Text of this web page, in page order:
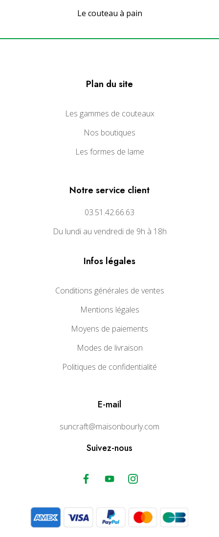
Le couteau à pain
Plan du site
Les gammes de couteaux
Nos boutiques
Les formes de lame
Notre service client
03.51.42.66.63
Du lundi au vendredi de 9h à 18h
Infos légales
Conditions générales de ventes
Mentions légales
Moyens de paiements
Modes de livraison
Politiques de confidentialité
E-mail
suncraft@maisonbourly.com
Suivez-nous